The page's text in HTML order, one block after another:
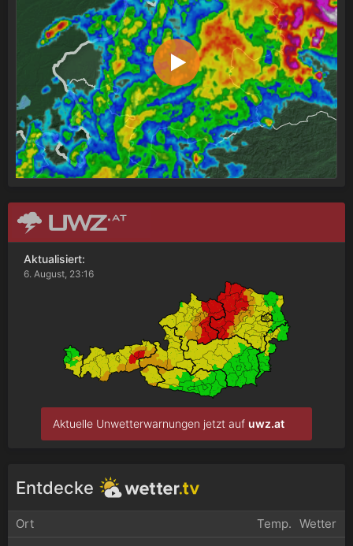
Aktualisiert:
6. August, 23:16
Aktuelle Unwetterwarnungen jetzt auf uwz.at
Entdecke
Ort Temp. Wetter